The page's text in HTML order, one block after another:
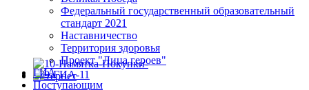
Федеральный государственный образовательный
стандарт 2021
Наставничество
Территория здоровья
Проект "Лица героев"
ГИА
Поступающим